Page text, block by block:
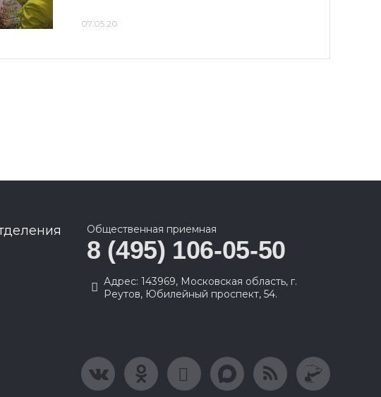
07.05.20
Общественная приемная
8 (495) 106-05-50
Адрес: 143969, Московская область, г.
Реутов, Юбилейный проспект, 54.